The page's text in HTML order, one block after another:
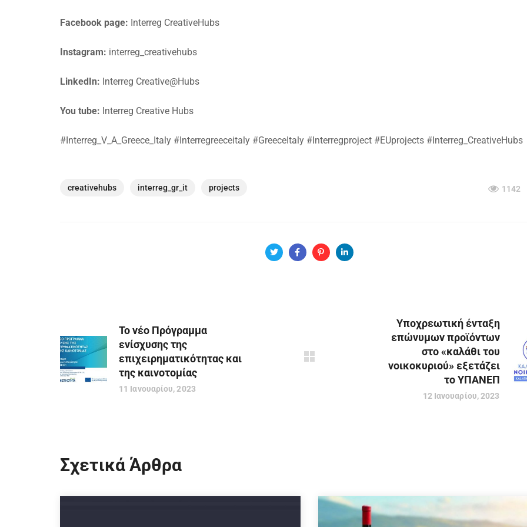
Facebook page: Interreg CreativeHubs
Instagram: interreg_creativehubs
LinkedIn: Interreg Creative@Hubs
You tube: Interreg Creative Hubs
#Interreg_V_A_Greece_Italy #Interregreeceitaly #GreeceItaly #Interregproject #EUprojects #Interreg_CreativeHubs
creativehubs interreg_gr_it projects 1142
Το νέο Πρόγραμμα
ενίσχυσης της
επιχειρηματικότητας και
της καινοτομίας
11 Ιανουαρίου, 2023
Υποχρεωτική ένταξη
επώνυμων προϊόντων
στο «καλάθι του
νοικοκυριού» εξετάζει
το ΥΠΑΝΕΠ
12 Ιανουαρίου, 2023
Σχετικά Άρθρα